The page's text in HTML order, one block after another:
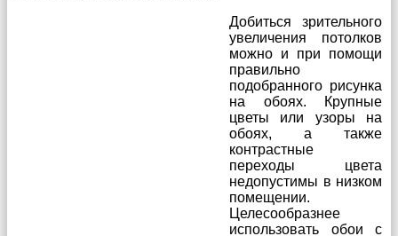
Добиться зрительного
увеличения потолков
можно и при помощи
правильно
подобранного рисунка
на обоях. Крупные
цветы или узоры на
обоях, а также
контрастные
переходы цвета
недопустимы в низком
помещении.
Целесообразнее
использовать обои с